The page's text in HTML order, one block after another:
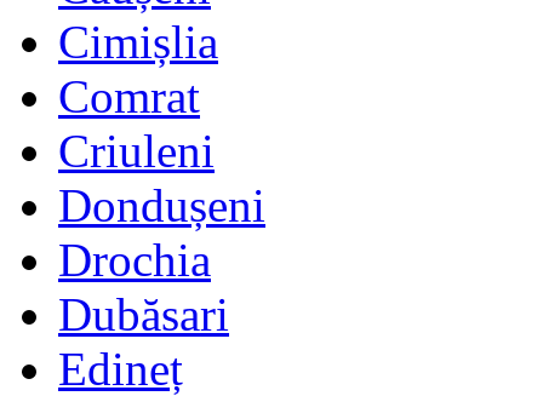
Cimișlia
Comrat
Criuleni
Dondușeni
Drochia
Dubăsari
Edineț